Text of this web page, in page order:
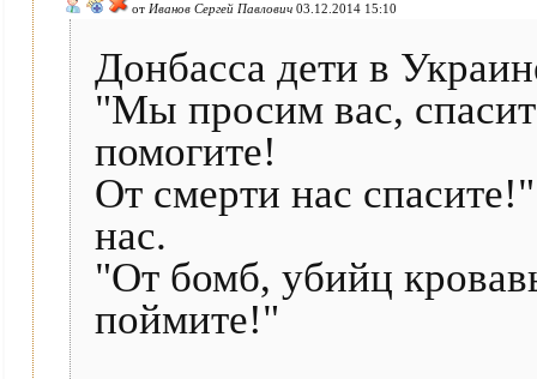
от Иванов Сергей Павлович 03.12.2014 15:10
Донбасса дети в
"Мы просим вас,
помогите!
От смерти нас
нас.
"От бомб, убийц
поймите!"